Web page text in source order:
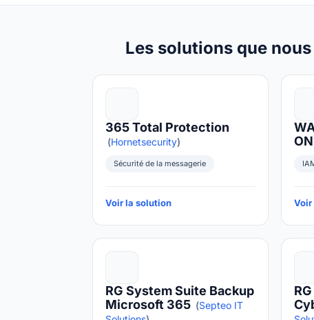
Les solutions que
365 Total Protection
(Hornetsecurity)
Sécurité de la messagerie
Voir la solution Voir
RG System Suite Backup
Microsoft 365 (Septeo IT